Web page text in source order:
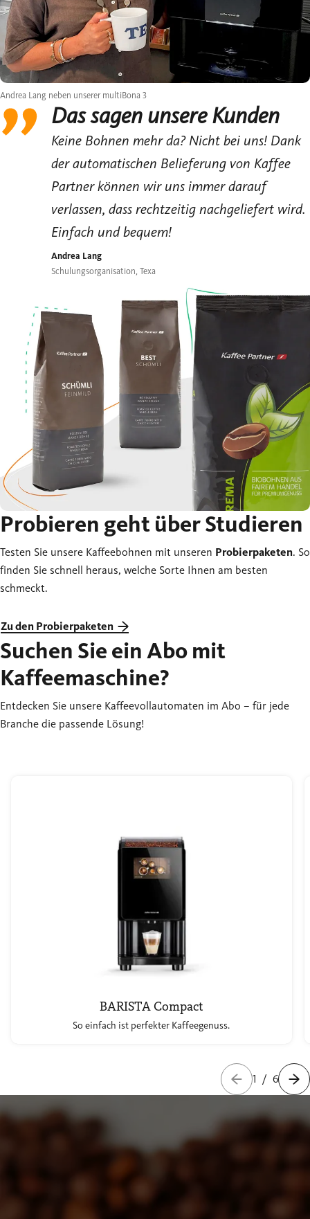
Andrea Lang neben unserer multiBona 3
Das sagen unsere Kunden
Keine Bohnen mehr da? Nicht bei uns! Dank
der automatischen Belieferung von Kaffee
Partner können wir uns immer darauf
verlassen, dass rechtzeitig nachgeliefert wird.
Einfach und bequem!
Andrea Lang
Schulungsorganisation, Texa
Probieren geht über Studieren
Testen Sie unsere Kaffeebohnen mit unseren Probierpaketen. So
finden Sie schnell heraus, welche Sorte Ihnen am besten
schmeckt.
Zu den Probierpaketen
Suchen Sie ein Abo mit
Kaffeemaschine?
Entdecken Sie unsere Kaffeevollautomaten im Abo – für jede
Branche die passende Lösung!
1 / 6
BARISTA Compact
So einfach ist perfekter Kaffeegenuss.